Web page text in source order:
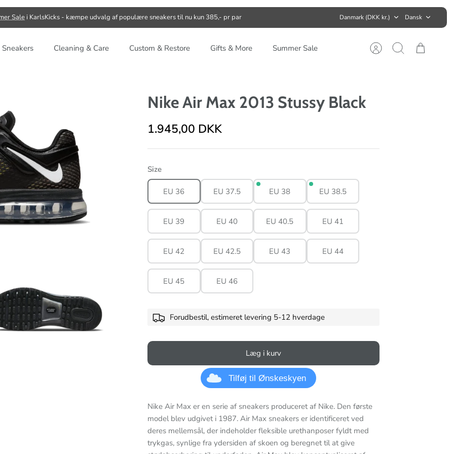
Salei KarlsKicks - kæmpe udvalg af populære sneakers til nu kun 385,- pr par Valuta
Danmark (DKK kr.) Sprog
Dansk
Cleaning & Care Custom & Restore Gifts & More Summer Sale Konto Søg Kurv
Nike Air Max 2013 Stussy Black
1.945,00 DKK
Size
EU 36 EU 37.5 EU 38 EU 38.5
EU 39 EU 40 EU 40.5 EU 41
EU 42 EU 42.5 EU 43 EU 44
EU 45 EU 46
Forudbestil, estimeret levering 5-12 hverdage
Læg i kurv
Tilføj til Ønskeskyen
Nike Air Max er en serie af sneakers produceret af Nike. Den første
model blev udgivet i 1987. Air Max sneakers er identificeret ved
deres mellemsål, der indeholder fleksible urethanposer fyldt med
trykgas, synlige fra ydersiden af skoen og beregnet til at give